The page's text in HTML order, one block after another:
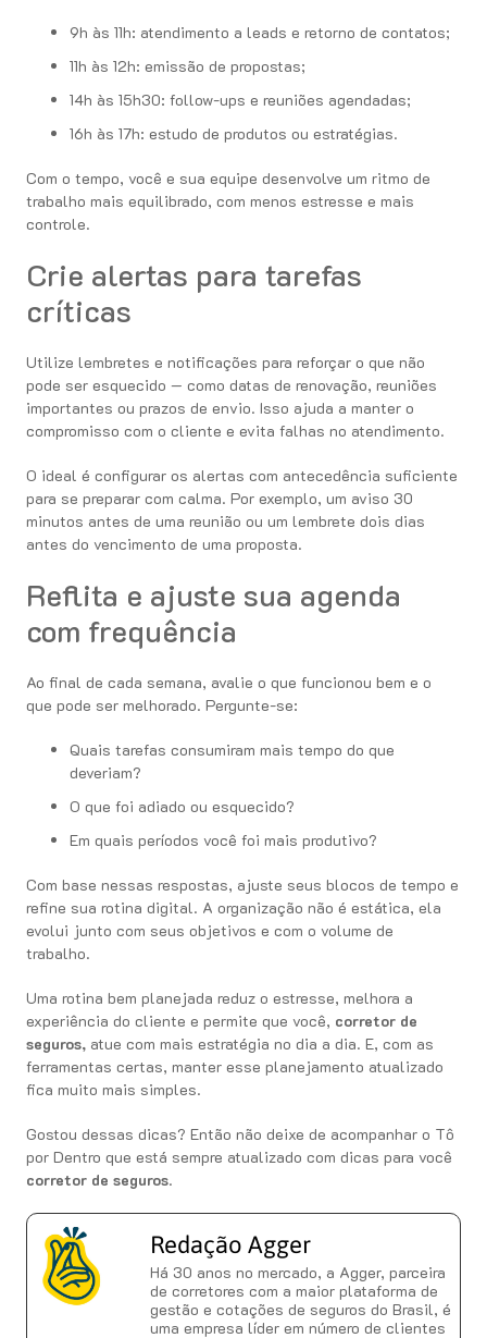
9h às 11h: atendimento a leads e retorno de contatos;
11h às 12h: emissão de propostas;
14h às 15h30: follow-ups e reuniões agendadas;
16h às 17h: estudo de produtos ou estratégias.
Com o tempo, você e sua equipe desenvolve um ritmo de
trabalho mais equilibrado, com menos estresse e mais
controle.
Crie alertas para tarefas
críticas
Utilize lembretes e notificações para reforçar o que não
pode ser esquecido — como datas de renovação, reuniões
importantes ou prazos de envio. Isso ajuda a manter o
compromisso com o cliente e evita falhas no atendimento.
O ideal é configurar os alertas com antecedência suficiente
para se preparar com calma. Por exemplo, um aviso 30
minutos antes de uma reunião ou um lembrete dois dias
antes do vencimento de uma proposta.
Reflita e ajuste sua agenda
com frequência
Ao final de cada semana, avalie o que funcionou bem e o
que pode ser melhorado. Pergunte-se:
Quais tarefas consumiram mais tempo do que
deveriam?
O que foi adiado ou esquecido?
Em quais períodos você foi mais produtivo?
Com base nessas respostas, ajuste seus blocos de tempo e
refine sua rotina digital. A organização não é estática, ela
evolui junto com seus objetivos e com o volume de
trabalho.
Uma rotina bem planejada reduz o estresse, melhora a
experiência do cliente e permite que você, corretor de
seguros, atue com mais estratégia no dia a dia. E, com as
ferramentas certas, manter esse planejamento atualizado
fica muito mais simples.
Gostou dessas dicas? Então não deixe de acompanhar o Tô
por Dentro que está sempre atualizado com dicas para você
corretor de seguros.
Redação Agger
Há 30 anos no mercado, a Agger, parceira
de corretores com a maior plataforma de
gestão e cotações de seguros do Brasil, é
uma empresa líder em número de clientes